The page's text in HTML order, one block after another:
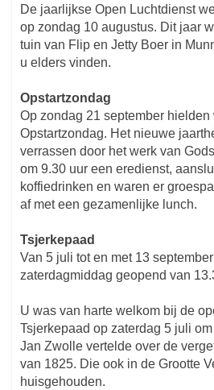
De jaarlijkse Open Luchtdienst
op zondag 10 augustus. Dit jaar
tuin van Flip en Jetty Boer in
u elders vinden.
Opstartzondag
Op zondag 21 september hielden
Opstartzondag. Het nieuwe
verrassen door het werk van
om 9.30 uur een eredienst,
koffiedrinken en waren er
af met een gezamenlijke lunch.
Tsjerkepaad
Van 5 juli tot en met 13
zaterdagmiddag geopend van
U was van harte welkom bij de
Tsjerkepaad op zaterdag 5 juli
Jan Zwolle vertelde over de
van 1825. Die ook in de Grootte
huisgehouden.